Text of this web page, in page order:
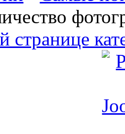
странице